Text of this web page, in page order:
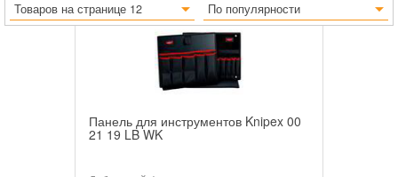
Товаров на странице 12 По популярности
Панель для инструментов Knipex 00
21 19 LB WK